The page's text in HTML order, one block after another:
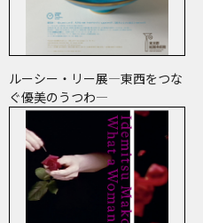
ルーシー・リー展―東西をつな
ぐ優美のうつわ―